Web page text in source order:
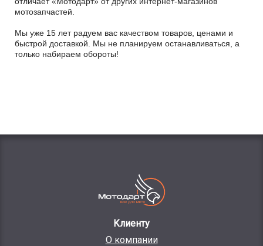
мотозапчастей.
Мы уже 15 лет радуем вас качеством товаров, ценами и
быстрой доставкой. Мы не планируем останавливаться, а
только набираем обороты!
Клиенту
О компании